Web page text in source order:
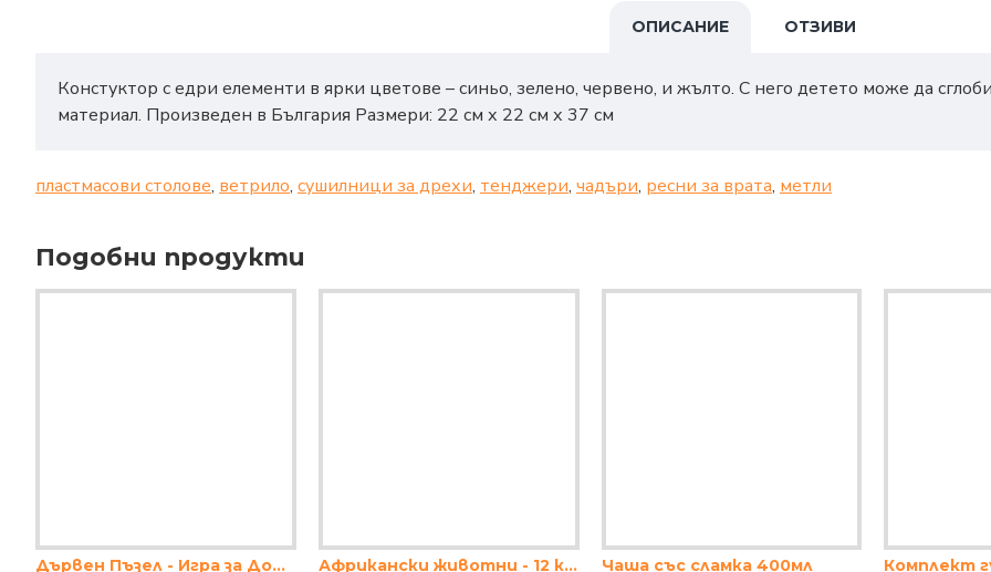
ОПИСАНИЕ ОТЗИВИ
Констуктор с едри елементи в ярки цветове – синьо, зелено, червено, и жълто. С него детето може да
материал. Произведен в България Размери: 22 см х 22 см х 37 см
пластмасови столове, ветрило, сушилници за дрехи, тенджери, чадъри, ресни за врата, метли
Подобни продукти
Дървен Пъзел - Игра за Добра Памет
Африкански животни - 12 кубчета
Чаша със сламка 400мл